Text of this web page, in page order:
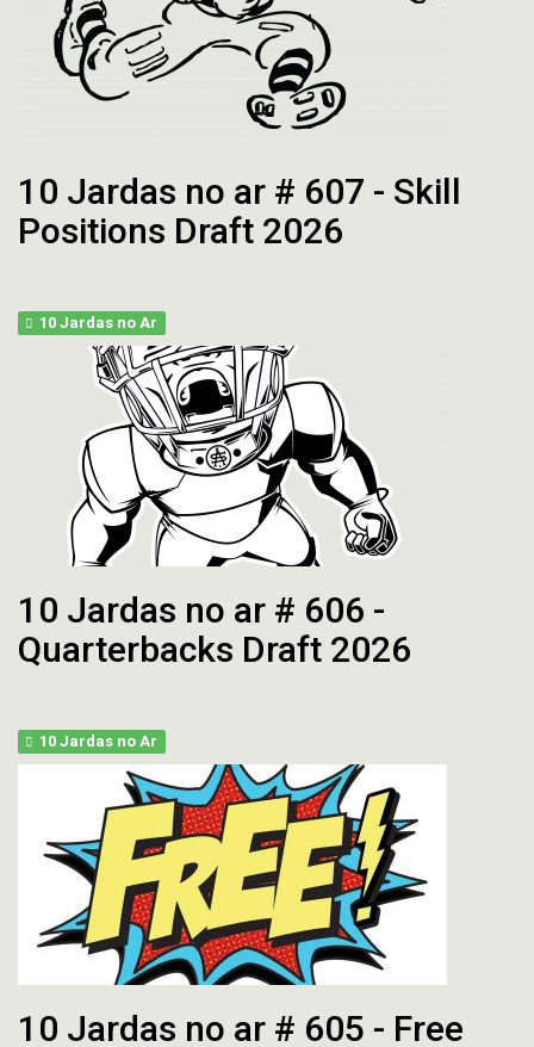
10 Jardas no ar # 607 - Skill
Positions Draft 2026
10 Jardas no Ar
10 Jardas no ar # 606 -
Quarterbacks Draft 2026
10 Jardas no Ar
10 Jardas no ar # 605 - Free